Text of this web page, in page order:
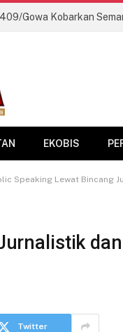
EKOBIS
Speaking Lewat Bincang
Twitter